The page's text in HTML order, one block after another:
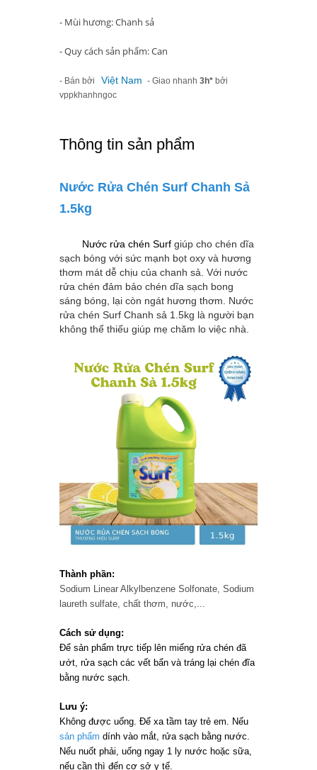
- Mùi hương: Chanh sả
- Quy cách sản phẩm: Can
- Bán bởi Việt Nam - Giao nhanh 3h* bởi
vppkhanhngoc
Thông tin sản phẩm
Nước Rửa Chén Surf Chanh Sả
1.5kg
Nước rửa chén Surf giúp cho chén dĩa
sạch bóng với sức mạnh bọt oxy và hương
thơm mát dễ chịu của chanh sả. Với nước
rửa chén đảm bảo chén dĩa sạch bong
sáng bóng, lại còn ngát hương thơm. Nước
rửa chén Surf Chanh sả 1.5kg là người bạn
không thể thiếu giúp mẹ chăm lo việc nhà.
Thành phần:
Sodium Linear Alkylbenzene Solfonate, Sodium
laureth sulfate, chất thơm, nước,...
Cách sử dụng:
Để sản phẩm trực tiếp lên miếng rửa chén đã
ướt, rửa sạch các vết bẩn và tráng lại chén đĩa
bằng nước sạch.
Lưu ý:
Không được uống. Để xa tầm tay trẻ em. Nếu
sản phẩm dính vào mắt, rửa sạch bằng nước.
Nếu nuốt phải, uống ngay 1 ly nước hoặc sữa,
nếu cần thì đến cơ sở y tế.